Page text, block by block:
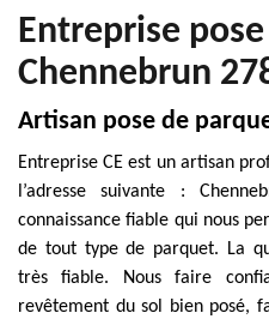
Entreprise
Chennebrun
Artisan pose de
Entreprise CE est un artisan
l’adresse suivante :
connaissance fiable qui nous
de tout type de parquet. La
très fiable. Nous faire
revêtement du sol bien posé,